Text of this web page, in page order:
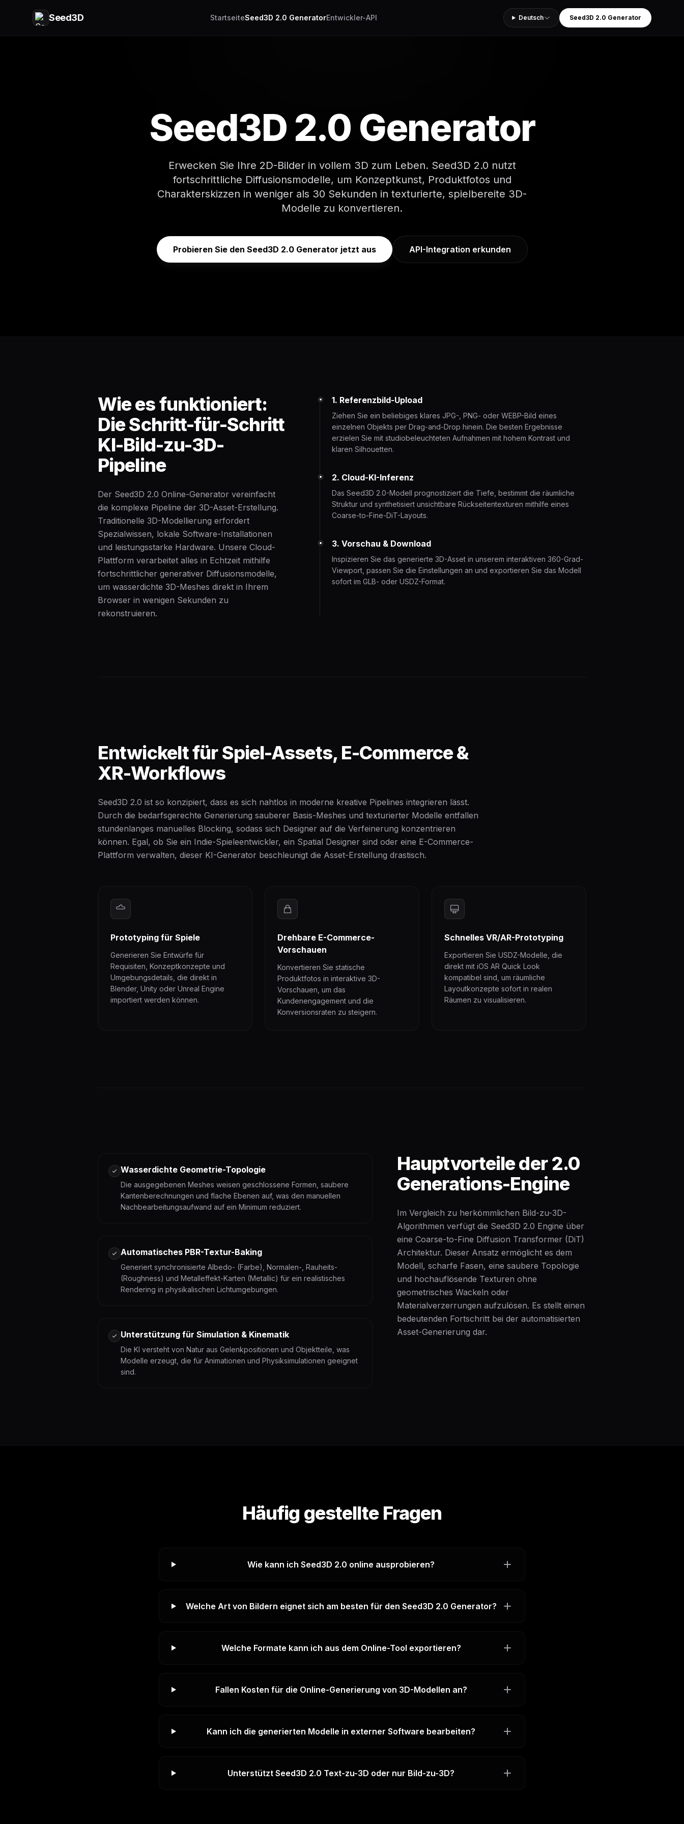
Seed3D StartseiteSeed3D 2.0 GeneratorEntwickler-API Deutsch Seed3D 2.0 Generator
Seed3D 2.0 Generator
Erwecken Sie Ihre 2D-Bilder in vollem 3D zum Leben. Seed3D 2.0 nutzt
fortschrittliche Diffusionsmodelle, um Konzeptkunst, Produktfotos und
Charakterskizzen in weniger als 30 Sekunden in texturierte, spielbereite 3D-
Modelle zu konvertieren.
Probieren Sie den Seed3D 2.0 Generator jetzt aus API-Integration erkunden
Wie es funktioniert:
Die Schritt-für-Schritt
KI-Bild-zu-3D-
Pipeline
Der Seed3D 2.0 Online-Generator vereinfacht
die komplexe Pipeline der 3D-Asset-Erstellung.
Traditionelle 3D-Modellierung erfordert
Spezialwissen, lokale Software-Installationen
und leistungsstarke Hardware. Unsere Cloud-
Plattform verarbeitet alles in Echtzeit mithilfe
fortschrittlicher generativer Diffusionsmodelle,
um wasserdichte 3D-Meshes direkt in Ihrem
Browser in wenigen Sekunden zu
rekonstruieren.
1. Referenzbild-Upload
Ziehen Sie ein beliebiges klares JPG-, PNG- oder WEBP-Bild eines
einzelnen Objekts per Drag-and-Drop hinein. Die besten Ergebnisse
erzielen Sie mit studiobeleuchteten Aufnahmen mit hohem Kontrast und
klaren Silhouetten.
2. Cloud-KI-Inferenz
Das Seed3D 2.0-Modell prognostiziert die Tiefe, bestimmt die räumliche
Struktur und synthetisiert unsichtbare Rückseitentexturen mithilfe eines
Coarse-to-Fine-DiT-Layouts.
3. Vorschau & Download
Inspizieren Sie das generierte 3D-Asset in unserem interaktiven 360-Grad-
Viewport, passen Sie die Einstellungen an und exportieren Sie das Modell
sofort im GLB- oder USDZ-Format.
Entwickelt für Spiel-Assets, E-Commerce &
XR-Workflows
Seed3D 2.0 ist so konzipiert, dass es sich nahtlos in moderne kreative Pipelines integrieren lässt.
Durch die bedarfsgerechte Generierung sauberer Basis-Meshes und texturierter Modelle entfallen
stundenlanges manuelles Blocking, sodass sich Designer auf die Verfeinerung konzentrieren
können. Egal, ob Sie ein Indie-Spieleentwickler, ein Spatial Designer sind oder eine E-Commerce-
Plattform verwalten, dieser KI-Generator beschleunigt die Asset-Erstellung drastisch.
Prototyping für Spiele
Generieren Sie Entwürfe für
Requisiten, Konzeptkonzepte und
Umgebungsdetails, die direkt in
Blender, Unity oder Unreal Engine
importiert werden können.
Drehbare E-Commerce-
Vorschauen
Konvertieren Sie statische
Produktfotos in interaktive 3D-
Vorschauen, um das
Kundenengagement und die
Konversionsraten zu steigern.
Schnelles VR/AR-Prototyping
Exportieren Sie USDZ-Modelle, die
direkt mit iOS AR Quick Look
kompatibel sind, um räumliche
Layoutkonzepte sofort in realen
Räumen zu visualisieren.
Hauptvorteile der 2.0
Generations-Engine
Im Vergleich zu herkömmlichen Bild-zu-3D-
Algorithmen verfügt die Seed3D 2.0 Engine über
eine Coarse-to-Fine Diffusion Transformer (DiT)
Architektur. Dieser Ansatz ermöglicht es dem
Modell, scharfe Fasen, eine saubere Topologie
und hochauflösende Texturen ohne
geometrisches Wackeln oder
Materialverzerrungen aufzulösen. Es stellt einen
bedeutenden Fortschritt bei der automatisierten
Asset-Generierung dar.
Wasserdichte Geometrie-Topologie
Die ausgegebenen Meshes weisen geschlossene Formen, saubere
Kantenberechnungen und flache Ebenen auf, was den manuellen
Nachbearbeitungsaufwand auf ein Minimum reduziert.
Automatisches PBR-Textur-Baking
Generiert synchronisierte Albedo- (Farbe), Normalen-, Rauheits-
(Roughness) und Metalleffekt-Karten (Metallic) für ein realistisches
Rendering in physikalischen Lichtumgebungen.
Unterstützung für Simulation & Kinematik
Die KI versteht von Natur aus Gelenkpositionen und Objektteile, was
Modelle erzeugt, die für Animationen und Physiksimulationen geeignet
sind.
Häufig gestellte Fragen
Wie kann ich Seed3D 2.0 online ausprobieren?
Welche Art von Bildern eignet sich am besten für den Seed3D 2.0 Generator?
Welche Formate kann ich aus dem Online-Tool exportieren?
Fallen Kosten für die Online-Generierung von 3D-Modellen an?
Kann ich die generierten Modelle in externer Software bearbeiten?
Unterstützt Seed3D 2.0 Text-zu-3D oder nur Bild-zu-3D?